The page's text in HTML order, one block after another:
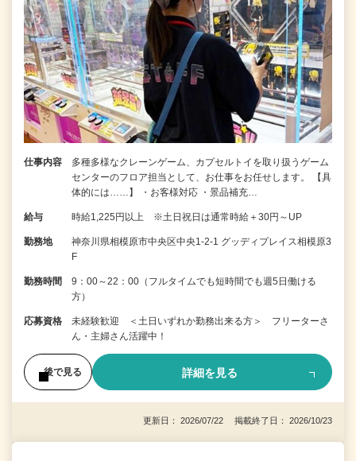
仕事内容
多種多様なクレーンゲーム、カプセルトイを取り扱うゲーム
センターのフロア担当として、お仕事をお任せします。 【具
体的には……】 ・お客様対応 ・景品補充…
給与 時給1,225円以上 ※土日祝日は通常時給＋30円～UP
勤務地
神奈川県相模原市中央区中央1-2-1 グッディプレイス相模原3
F
勤務時間
9：00～22：00（フルタイムでも短時間でも週5日働ける
方）
応募資格
未経験歓迎 ＜土日いずれか勤務出来る方＞ フリーターさ
ん・主婦さん活躍中！
後で見る 詳細を見る
更新日： 2026/07/22 掲載終了日： 2026/10/23